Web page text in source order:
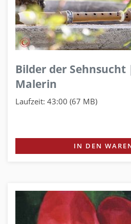
Bilder der
Malerin
Laufzeit: 43:00 (67 MB)
IN DEN